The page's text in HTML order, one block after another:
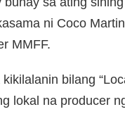
ni Coco Martin
MMFF.
bilang
lokal na producer